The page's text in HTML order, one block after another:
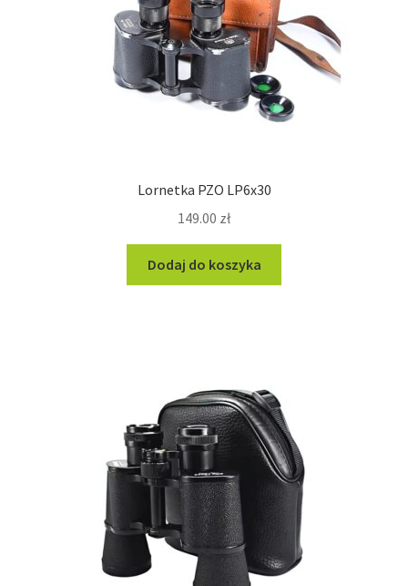
Lornetka PZO LP6x30
149.00 zł
Dodaj do koszyka